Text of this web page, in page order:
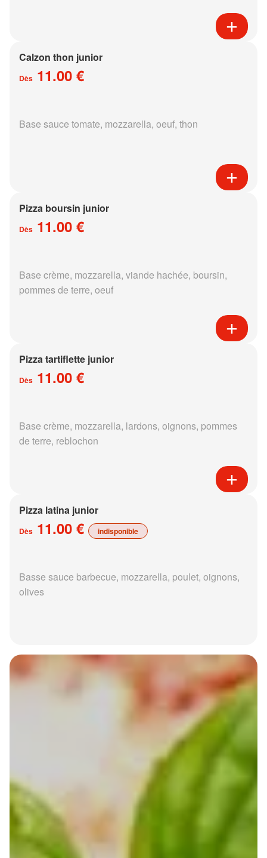
Calzon thon junior
Dès 11.00 €
Base sauce tomate, mozzarella, oeuf, thon
Pizza boursin junior
Dès 11.00 €
Base crème, mozzarella, viande hachée, boursin,
pommes de terre, oeuf
Pizza tartiflette junior
Dès 11.00 €
Base crème, mozzarella, lardons, oignons, pommes
de terre, reblochon
Pizza latina junior
Dès 11.00 € indisponible
Basse sauce barbecue, mozzarella, poulet, oignons,
olives